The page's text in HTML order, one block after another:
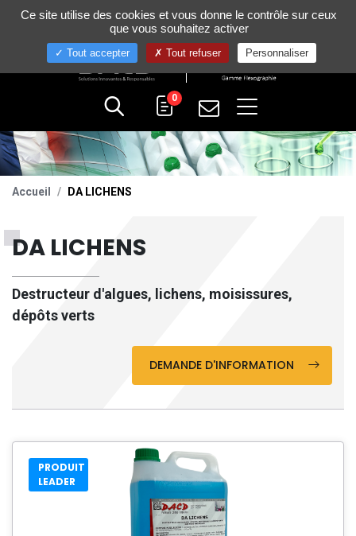
+33 (0)4 75 58 80 10
0
Accueil DA LICHENS
DA LICHENS
Destructeur d'algues, lichens, moisissures,
dépôts verts
DEMANDE D'INFORMATION
PRODUIT
LEADER
Gestion de vos préférences sur les cookies
Ce site utilise des cookies et vous donne le contrôle sur ceux
que vous souhaitez activer
Tout accepter Tout refuser Personnaliser